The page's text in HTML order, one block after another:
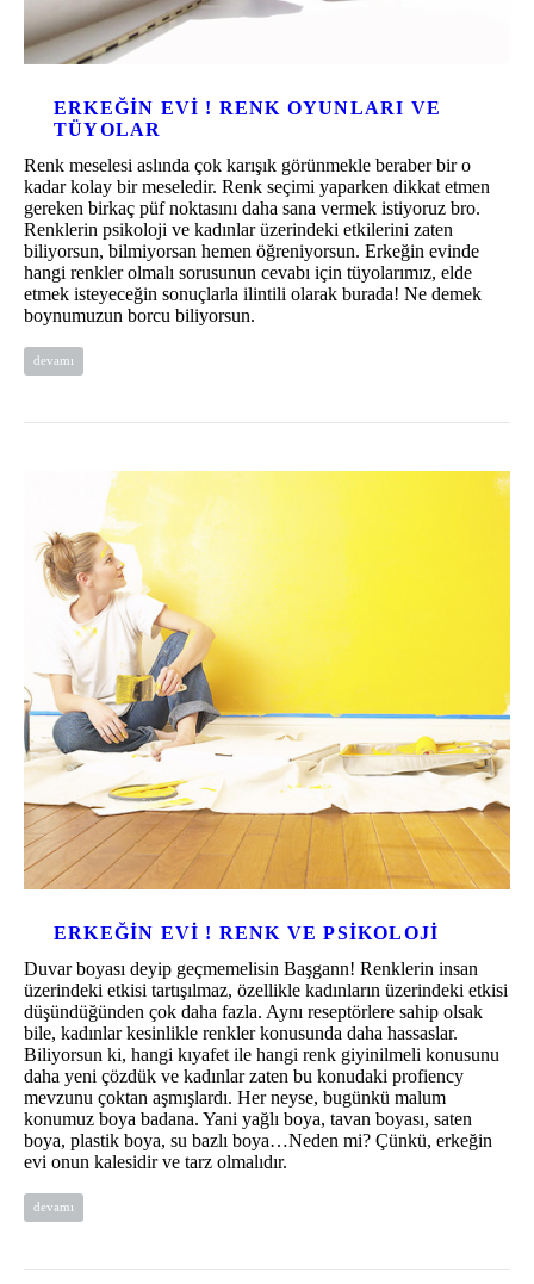
ERKEĞIN EVI ! RENK OYUNLARI VE
TÜYOLAR
Renk meselesi aslında çok karışık görünmekle beraber bir o
kadar kolay bir meseledir. Renk seçimi yaparken dikkat etmen
gereken birkaç püf noktasını daha sana vermek istiyoruz bro.
Renklerin psikoloji ve kadınlar üzerindeki etkilerini zaten
biliyorsun, bilmiyorsan hemen öğreniyorsun. Erkeğin evinde
hangi renkler olmalı sorusunun cevabı için tüyolarımız, elde
etmek isteyeceğin sonuçlarla ilintili olarak burada! Ne demek
boynumuzun borcu biliyorsun.
devamı
ERKEĞIN EVI ! RENK VE PSIKOLOJI
Duvar boyası deyip geçmemelisin Başgann! Renklerin insan
üzerindeki etkisi tartışılmaz, özellikle kadınların üzerindeki etkisi
düşündüğünden çok daha fazla. Aynı reseptörlere sahip olsak
bile, kadınlar kesinlikle renkler konusunda daha hassaslar.
Biliyorsun ki, hangi kıyafet ile hangi renk giyinilmeli konusunu
daha yeni çözdük ve kadınlar zaten bu konudaki profiency
mevzunu çoktan aşmışlardı. Her neyse, bugünkü malum
konumuz boya badana. Yani yağlı boya, tavan boyası, saten
boya, plastik boya, su bazlı boya…Neden mi? Çünkü, erkeğin
evi onun kalesidir ve tarz olmalıdır.
devamı